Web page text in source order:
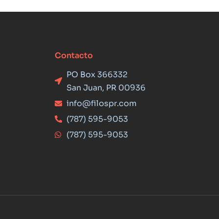
Contacto
PO Box 366332
San Juan, PR 00936
info@filospr.com
(787) 595-9053
(787) 595-9053